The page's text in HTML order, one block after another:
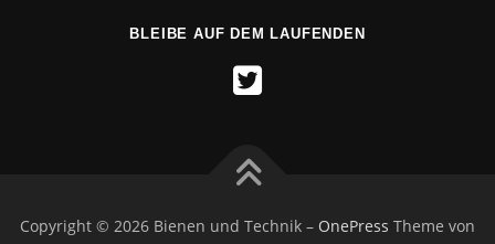
BLEIBE AUF DEM LAUFENDEN
Copyright © 2026 Bienen und Technik – OnePress Theme von